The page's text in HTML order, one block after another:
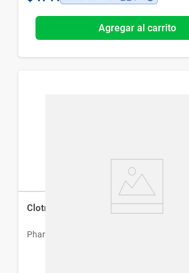
Agregar al carrito
Clotrimazol Crema 1% x 20 g
Pharmaservice